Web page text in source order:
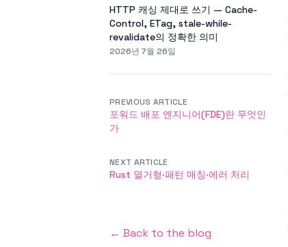
HTTP 캐싱 제대로 쓰기 — Cache-
Control, ETag, stale-while-
revalidate의 정확한 의미
2026년 7월 26일
PREVIOUS ARTICLE
포워드 배포 엔지니어(FDE)란 무엇인
가
NEXT ARTICLE
Rust 열거형·패턴 매칭·에러 처리
← Back to the blog